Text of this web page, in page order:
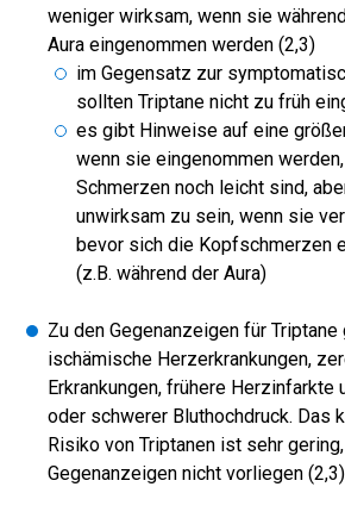
weniger wirksam, wenn sie
Aura eingenommen werden (2,3)
im Gegensatz zur
sollten Triptane nicht zu früh
es gibt Hinweise auf eine
wenn sie eingenommen
Schmerzen noch leicht sind,
unwirksam zu sein, wenn sie
bevor sich die Kopfschmerzen
(z.B. während der Aura)
Zu den Gegenanzeigen für Triptane
ischämische Herzerkrankungen,
Erkrankungen, frühere Herzinfarkte
oder schwerer Bluthochdruck. Das
Risiko von Triptanen ist sehr
Gegenanzeigen nicht vorliegen (2,3)